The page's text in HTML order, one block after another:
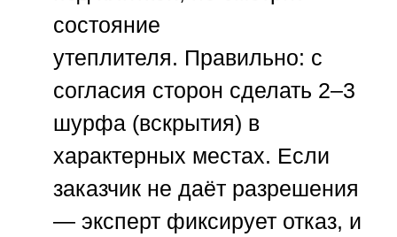
состояние
утеплителя. Правильно: с
согласия сторон сделать 2–3
шурфа (вскрытия) в
характерных местах. Если
заказчик не даёт разрешения
— эксперт фиксирует отказ, и